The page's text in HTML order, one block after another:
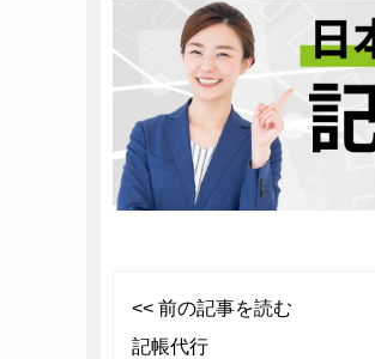
<< 前の記事を読む
記帳代行